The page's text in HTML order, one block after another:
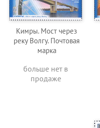
Кимры. Мост через
реку Волгу. Почтовая
марка
больше нет в
продаже